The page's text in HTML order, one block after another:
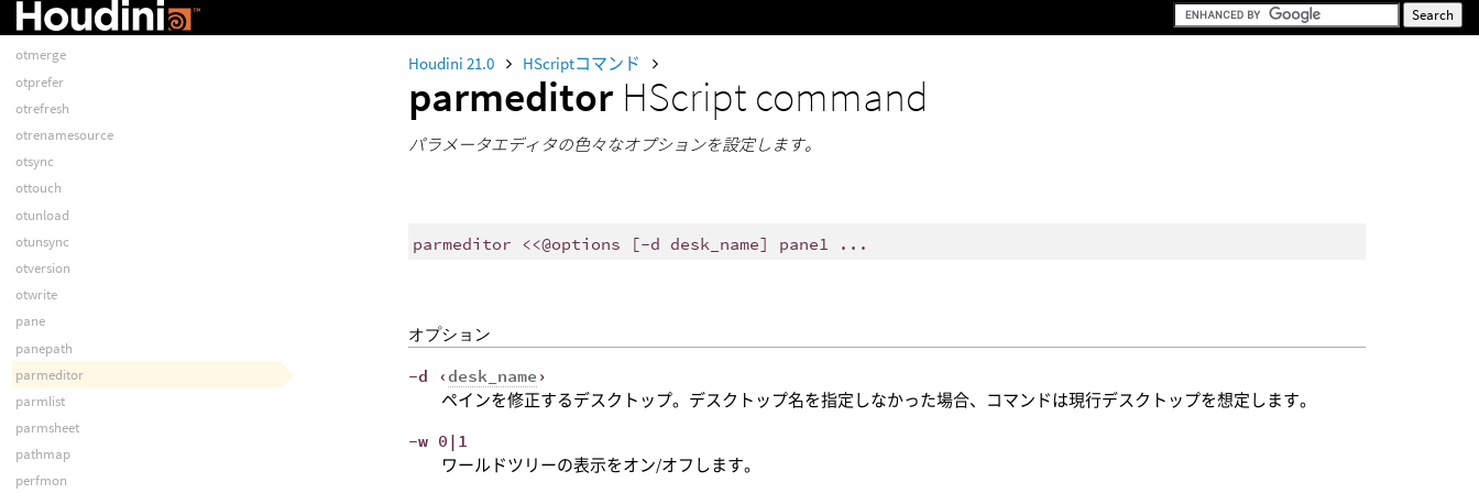
Houdini 21.0 HScriptコマンド
parmeditor HScript command
パラメータエディタの色々なオプションを設定します。
parmeditor <<@options [-d desk_name] pane1 ...
オプション
-d ‹desk_name ›
ペインを修正するデスクトップ。デスクトップ名を指定しなかった場合、コマンドは現行デスクトップを想定します。
-w 0|1
ワールドツリーの表示をオン/オフします。
otls
otmerge
otprefer
otrefresh
otrenamesource
otsync
ottouch
otunload
otunsync
otversion
otwrite
pane
panepath
parmeditor
parmlist
parmsheet
pathmap
perfmon